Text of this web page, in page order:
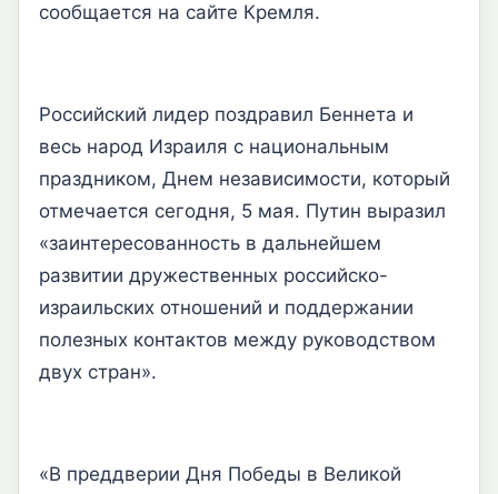
сообщается на сайте Кремля.
Российский лидер поздравил Беннета и
весь народ Израиля с национальным
праздником, Днем независимости, который
отмечается сегодня, 5 мая. Путин выразил
«заинтересованность в дальнейшем
развитии дружественных российско-
израильских отношений и поддержании
полезных контактов между руководством
двух стран».
«В преддверии Дня Победы в Великой